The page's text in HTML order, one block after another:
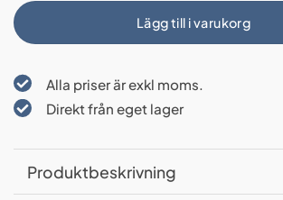
Lägg till i varukorg
Alla priser är exkl moms.
Direkt från eget lager
Produktbeskrivning